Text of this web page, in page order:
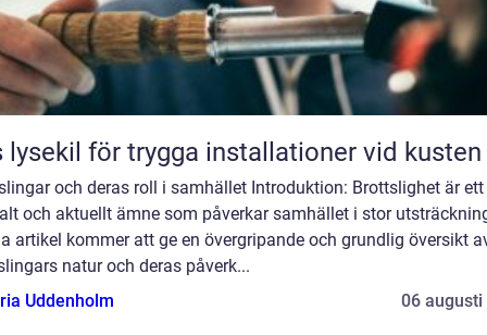
lysekil för trygga installationer vid kusten
och deras roll i samhället Introduktion: Brottslighet är ett
och aktuellt ämne som påverkar samhället i stor
artikel kommer att ge en övergripande och grundlig översikt
natur och deras påverk...
Uddenholm
06 augusti